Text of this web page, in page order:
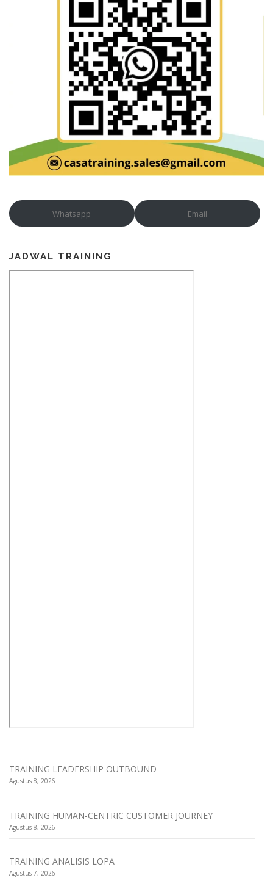
Whatsapp Email
JADWAL TRAINING
TRAINING LEADERSHIP OUTBOUND
Agustus 8, 2026
TRAINING HUMAN-CENTRIC CUSTOMER JOURNEY
Agustus 8, 2026
TRAINING ANALISIS LOPA
Agustus 7, 2026